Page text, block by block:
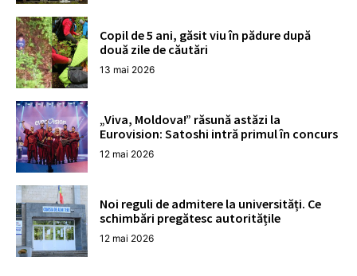
Copil de 5 ani, găsit viu în pădure după
două zile de căutări
13 mai 2026
„Viva, Moldova!” răsună astăzi la
Eurovision: Satoshi intră primul în concurs
12 mai 2026
Noi reguli de admitere la universități. Ce
schimbări pregătesc autoritățile
12 mai 2026